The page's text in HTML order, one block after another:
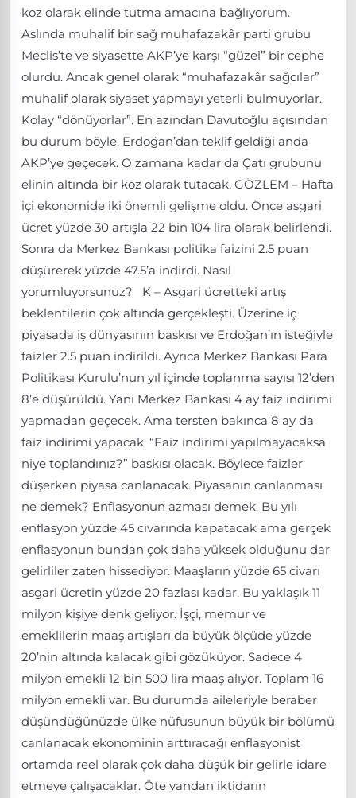
koz olarak elinde tutma amacına bağlıyorum.
Aslında muhalif bir sağ muhafazakâr parti grubu
Meclis’te ve siyasette AKP’ye karşı “güzel” bir cephe
olurdu. Ancak genel olarak “muhafazakâr sağcılar”
muhalif olarak siyaset yapmayı yeterli bulmuyorlar.
Kolay “dönüyorlar”. En azından Davutoğlu açısından
bu durum böyle. Erdoğan’dan teklif geldiği anda
AKP’ye geçecek. O zamana kadar da Çatı grubunu
elinin altında bir koz olarak tutacak. GÖZLEM – Hafta
içi ekonomide iki önemli gelişme oldu. Önce asgari
ücret yüzde 30 artışla 22 bin 104 lira olarak belirlendi.
Sonra da Merkez Bankası politika faizini 2.5 puan
düşürerek yüzde 47.5’a indirdi. Nasıl
yorumluyorsunuz? K – Asgari ücretteki artış
beklentilerin çok altında gerçekleşti. Üzerine iç
piyasada iş dünyasının baskısı ve Erdoğan’ın isteğiyle
faizler 2.5 puan indirildi. Ayrıca Merkez Bankası Para
Politikası Kurulu’nun yıl içinde toplanma sayısı 12’den
8’e düşürüldü. Yani Merkez Bankası 4 ay faiz indirimi
yapmadan geçecek. Ama tersten bakınca 8 ay da
faiz indirimi yapacak. “Faiz indirimi yapılmayacaksa
niye toplandınız?” baskısı olacak. Böylece faizler
düşerken piyasa canlanacak. Piyasanın canlanması
ne demek? Enflasyonun azması demek. Bu yılı
enflasyon yüzde 45 civarında kapatacak ama gerçek
enflasyonun bundan çok daha yüksek olduğunu dar
gelirliler zaten hissediyor. Maaşların yüzde 65 civarı
asgari ücretin yüzde 20 fazlası kadar. Bu yaklaşık 11
milyon kişiye denk geliyor. İşçi, memur ve
emeklilerin maaş artışları da büyük ölçüde yüzde
20’nin altında kalacak gibi gözüküyor. Sadece 4
milyon emekli 12 bin 500 lira maaş alıyor. Toplam 16
milyon emekli var. Bu durumda aileleriyle beraber
düşündüğünüzde ülke nüfusunun büyük bir bölümü
canlanacak ekonominin arttıracağı enflasyonist
ortamda reel olarak çok daha düşük bir gelirle idare
etmeye çalışacaklar. Öte yandan iktidarın